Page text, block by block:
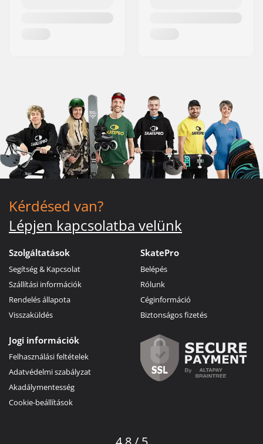
Kérdésed van?
Lépjen kapcsolatba velünk
Szolgáltatások
Segítség & Kapcsolat
Szállítási információk
Rendelés állapota
Visszaküldés
SkatePro
Belépés
Rólunk
Céginformáció
Biztonságos fizetés
Jogi információk
Felhasználási feltételek
Adatvédelmi szabályzat
Akadálymentesség
Cookie-beállítások